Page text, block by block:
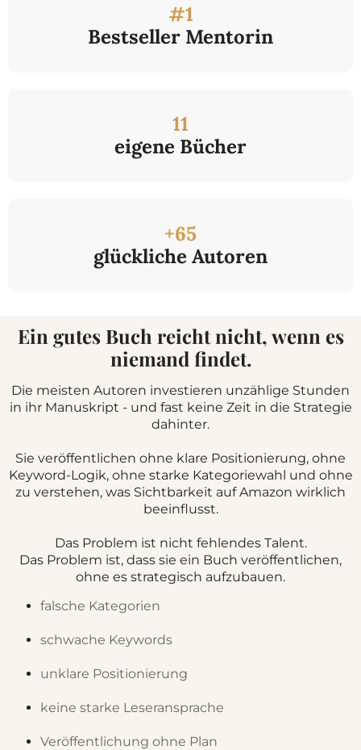
#1
Bestseller Mentorin
11
eigene Bücher
+65
glückliche Autoren
Ein gutes Buch reicht nicht, wenn es
niemand findet.
Die meisten Autoren investieren unzählige Stunden
in ihr Manuskript - und fast keine Zeit in die Strategie
dahinter.
Sie veröffentlichen ohne klare Positionierung, ohne
Keyword-Logik, ohne starke Kategoriewahl und ohne
zu verstehen, was Sichtbarkeit auf Amazon wirklich
beeinflusst.
Das Problem ist nicht fehlendes Talent.
Das Problem ist, dass sie ein Buch veröffentlichen,
ohne es strategisch aufzubauen.
falsche Kategorien
schwache Keywords
unklare Positionierung
keine starke Leseransprache
Veröffentlichung ohne Plan